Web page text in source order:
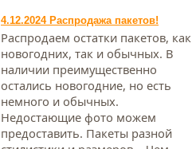
4.12.2024 Распродажа пакетов!
Распродаем остатки пакетов, как
новогодних, так и обычных. В
наличии преимущественно
остались новогодние, но есть
немного и обычных.
Недостающие фото можем
предоставить. Пакеты разной